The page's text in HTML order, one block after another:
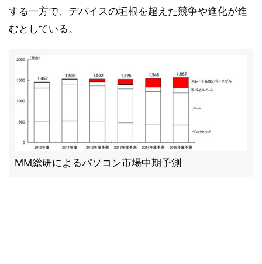
する一方で、デバイスの垣根を超えた競争や進化が進
むとしている。
MM総研によるパソコン市場中期予測